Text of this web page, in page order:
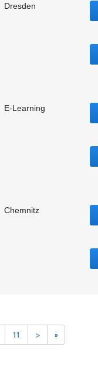
Dresden
E-Learning
Chemnitz
11 > »